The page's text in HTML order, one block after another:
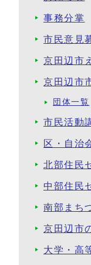
事務分掌
市民意見
京田辺市
京田辺市
団体一覧
市民活動
区・自治
北部住民
中部住民
南部まち
京田辺市
大学・高